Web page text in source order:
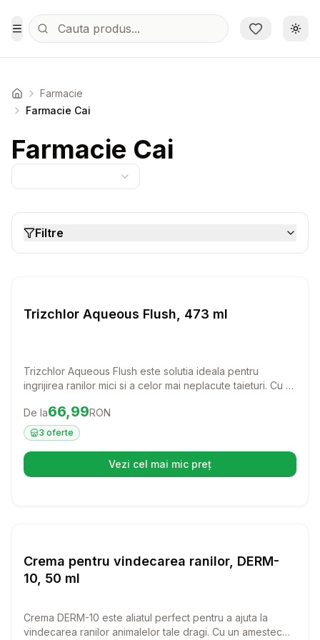
Sari la conținutul principal
Toggle Menu
Acasa Farmacie
Farmacie Cai
Farmacie Cai
Filtre
Trizchlor Aqueous Flush, 473 ml
Trizchlor Aqueous Flush este solutia ideala pentru
ingrijirea ranilor mici si a celor mai neplacute taieturi. Cu o
mentineti sanatatea pielii cainelui dumneavoastra, oferind
o curatare usoara si rapida.
Preț:66.99 RON
De la66,99RON
3 oferte
Vezi cel mai mic preț(se deschide într-o filă nouă)
Farmacie Cai
Crema pentru vindecarea ranilor, DERM-
10, 50 ml
Crema DERM-10 este aliatul perfect pentru a ajuta la
vindecarea ranilor animalelor tale dragi. Cu un amestec